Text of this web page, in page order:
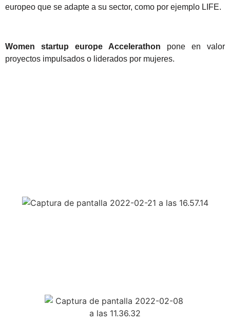
europeo que se adapte a su sector, como por ejemplo LIFE.
Women startup europe Accelerathon pone en valor
proyectos impulsados o liderados por mujeres.